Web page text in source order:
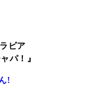
ビア
パ！』
!